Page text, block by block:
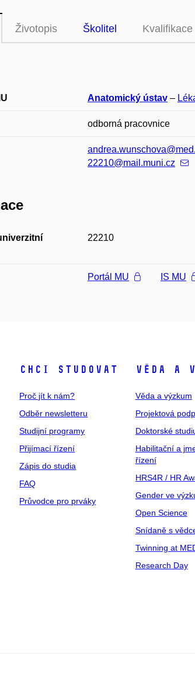
Životopis Školitel Kvalifikace
Anatomický ústav –
odborná pracovnice
22210@mail.muni.cz
22210
Portál MU IS MU
Chci studovat
Proč jít k nám?
Odběr newsletteru
Studijní programy
Přijímací řízení
Zápis do studia
FAQ
Průvodce pro prváky
Věda a
Věda a výzkum
Projektová
Doktorské
Habilitační a
řízení
HRS4R / HR
Gender ve
Open Science
Snídaně s
Twinning at
Research Day